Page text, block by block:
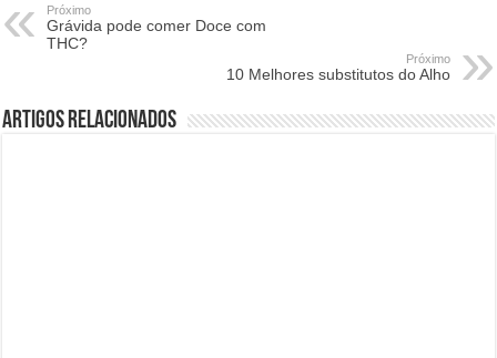
Próximo
Grávida pode comer Doce com
THC?
Próximo
10 Melhores substitutos do Alho
Artigos Relacionados